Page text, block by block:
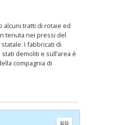
alcuni tratti di rotaie ed
tenuta nei pressi del
I fabbricati di
demoliti e sull’area è
compagnia di